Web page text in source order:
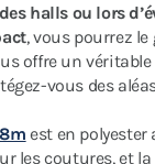
halls ou lors
, vous pourrez
offre un
vous des
est en polyester
les coutures, et